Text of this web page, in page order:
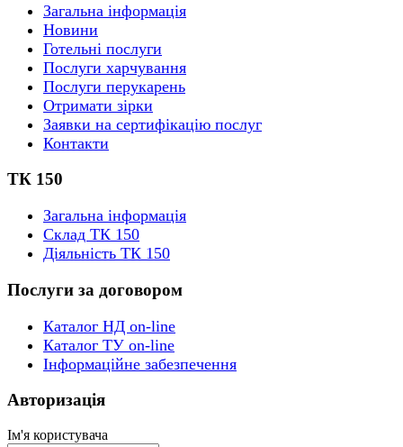
Загальна інформація
Новини
Готельні послуги
Послуги харчування
Послуги перукарень
Отримати зірки
Заявки на сертифікацію послуг
Контакти
ТК 150
Загальна інформація
Склад ТК 150
Діяльність ТК 150
Послуги за договором
Каталог НД on-line
Каталог ТУ on-line
Інформаційне забезпечення
Авторизація
Ім'я користувача